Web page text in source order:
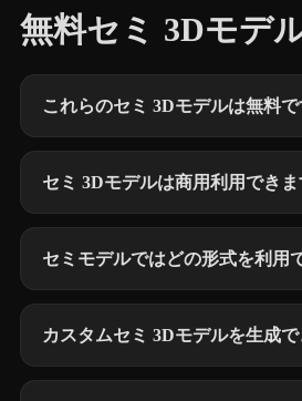
無料セミ 3Dモデ
これらのセミ 3Dモデルは無料で
セミ 3Dモデルは商用利用できま
セミモデルではどの形式を利用
カスタムセミ 3Dモデルを生成で